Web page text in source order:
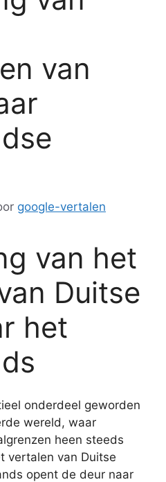
van
google-vertalen
van het
Duitse
het
onderdeel geworden
wereld, waar
heen steeds
vertalen van Duitse
opent de deur naar